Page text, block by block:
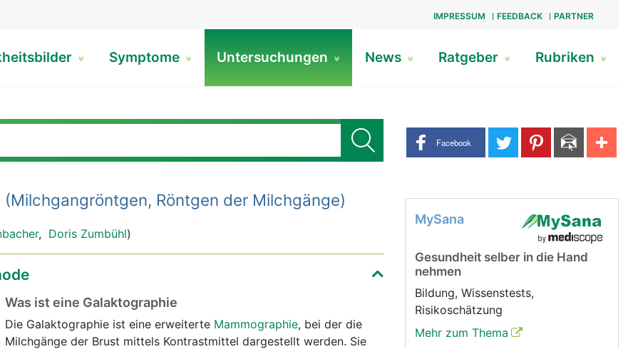
IMPRESSUM FEEDBACK PARTNER
Symptome Untersuchungen News Ratgeber Rubriken
Share buttons
Facebook
(Milchgangröntgen, Röntgen der Milchgänge)
, Doris Zumbühl)
Was ist eine Galaktographie
Die Galaktographie ist eine erweiterte Mammographie, bei der die
Milchgänge der Brust mittels Kontrastmittel dargestellt werden. Sie
MySana
Gesundheit selber in die Hand
nehmen
Bildung, Wissenstests,
Risikoschätzung
Mehr zum Thema